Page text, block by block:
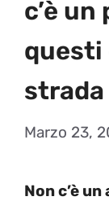
c’è
questi
strada
Marzo 23,
Non c’è